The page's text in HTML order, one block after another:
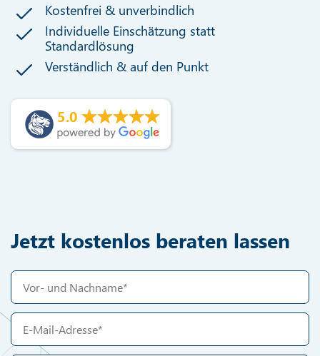
Kostenfrei & unverbindlich
Individuelle Einschätzung statt
Standardlösung
Verständlich & auf den Punkt
5.0
Jetzt kostenlos beraten lassen